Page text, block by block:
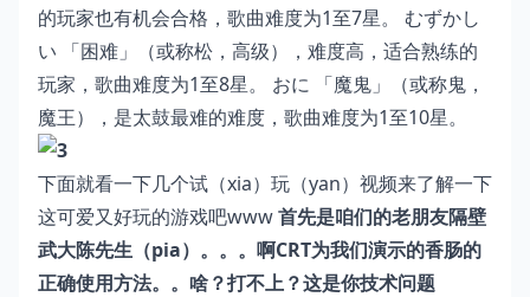
的玩家也有机会合格，歌曲难度为1至7星。 むずかし
い 「困难」（或称松，高级），难度高，适合熟练的
玩家，歌曲难度为1至8星。 おに 「魔鬼」（或称鬼，
魔王），是太鼓最难的难度，歌曲难度为1至10星。
下面就看一下几个试（xia）玩（yan）视频来了解一下
这可爱又好玩的游戏吧www首先是咱们的老朋友隔壁
武大陈先生（pia）。。。啊CRT为我们演示的香肠的
正确使用方法。。啥？打不上？这是你技术问题